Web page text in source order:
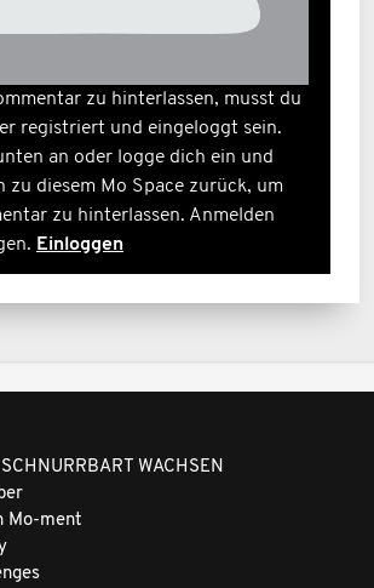
zu hinterlassen, musst du
registriert und eingeloggt sein.
an oder logge dich ein und
zu diesem Mo Space zurück, um
zu hinterlassen. Anmelden
Einloggen
WACHSEN
Mo-ment